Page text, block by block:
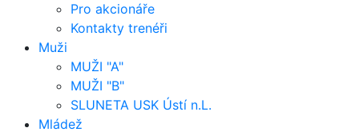
Pro akcionáře
Kontakty trenéři
Muži
MUŽI "A"
MUŽI "B"
SLUNETA USK Ústí n.L.
Mládež